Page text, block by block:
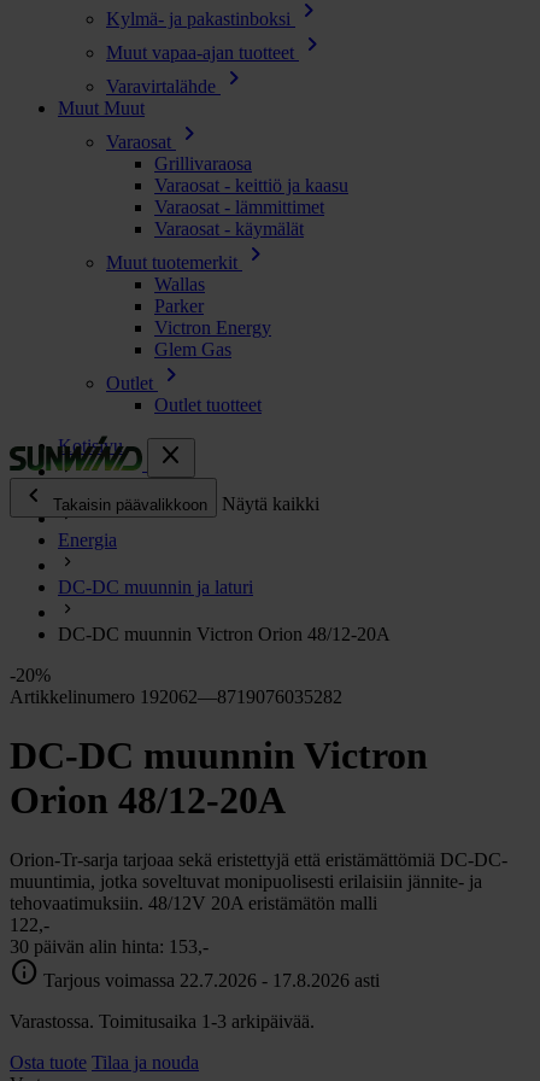
Kylmä- ja pakastinboksi chevron_right
Muut vapaa-ajan tuotteet chevron_right
Varavirtalähde chevron_right
Muut Muut
Varaosat
chevron_right
Grillivaraosa
Varaosat - keittiö ja kaasu
Varaosat - lämmittimet
Varaosat - käymälät
Muut tuotemerkit
chevron_right
Wallas
Parker
Victron Energy
Glem Gas
Outlet
chevron_right
Outlet tuotteet
close
chevron_left
Takaisin päävalikkoon Näytä kaikki
Energia
Keittiö ja kaasu chevron_right
Lämpö chevron_right
chevron_right
Piha ja Puutarha chevron_right
Vapaa-aika ja Retkeily chevron_right
Kotisivu
Energia
DC-DC muunnin ja laturi
DC-DC muunnin Victron Orion 48/12-20A
-20%
Artikkelinumero 192062—8719076035282
DC-DC muunnin Victron
Orion 48/12-20A
Orion-Tr-sarja tarjoaa sekä eristettyjä että eristämättömiä DC-DC-
muuntimia, jotka soveltuvat monipuolisesti erilaisiin jännite- ja
tehovaatimuksiin. 48/12V 20A eristämätön malli
122,-
30 päivän alin hinta: 153,-
info Tarjous voimassa 22.7.2026 - 17.8.2026 asti
Varastossa. Toimitusaika 1-3 arkipäivää.
Osta tuote Tilaa ja nouda